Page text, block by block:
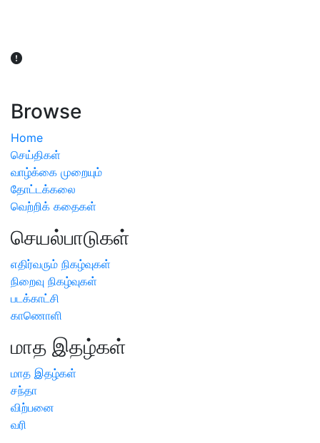
Browse
Home
செய்திகள்
வாழ்க்கை முறையும்
தோட்டக்கலை
வெற்றிக் கதைகள்
செயல்பாடுகள்
எதிர்வரும் நிகழ்வுகள்
நிறைவு நிகழ்வுகள்
படக்காட்சி
காணொளி
மாத இதழ்கள்
மாத இதழ்கள்
சந்தா
விற்பனை
வரி